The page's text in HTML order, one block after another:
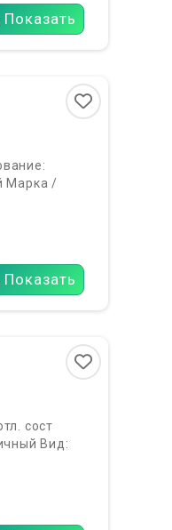
Показать
Марка /
Показать
сост
Вид: